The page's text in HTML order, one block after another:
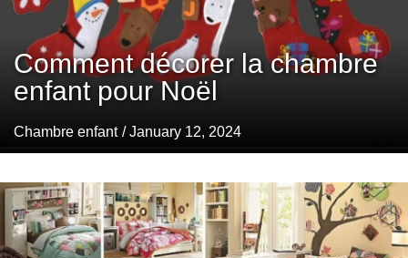
Comment décorer la chambre
enfant pour Noël
Chambre enfant / January 12, 2024